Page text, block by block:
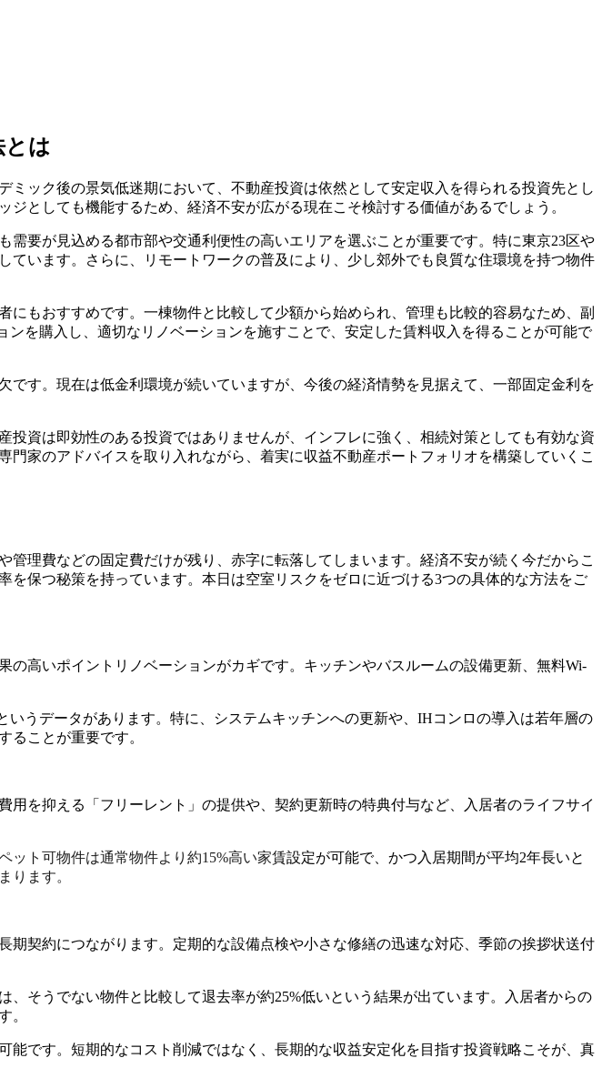
とは
ック後の景気低迷期において、不動産投資は依然として安定収入を得られる投資先とし
としても機能するため、経済不安が広がる現在こそ検討する価値があるでしょう。
要が見込める都市部や交通利便性の高いエリアを選ぶことが重要です。特に東京23区や
います。さらに、リモートワークの普及により、少し郊外でも良質な住環境を持つ物件
もおすすめです。一棟物件と比較して少額から始められ、管理も比較的容易なため、副
を購入し、適切なリノベーションを施すことで、安定した賃料収入を得ることが可能で
す。現在は低金利環境が続いていますが、今後の経済情勢を見据えて、一部固定金利を
資は即効性のある投資ではありませんが、インフレに強く、相続対策としても有効な資
家のアドバイスを取り入れながら、着実に収益不動産ポートフォリオを構築していくこ
理費などの固定費だけが残り、赤字に転落してしまいます。経済不安が続く今だからこ
保つ秘策を持っています。本日は空室リスクをゼロに近づける3つの具体的な方法をご
高いポイントリノベーションがカギです。キッチンやバスルームの設備更新、無料Wi-
うデータがあります。特に、システムキッチンへの更新や、IHコンロの導入は若年層の
ることが重要です。
を抑える「フリーレント」の提供や、契約更新時の特典付与など、入居者のライフサイ
ト可物件は通常物件より約15%高い家賃設定が可能で、かつ入居期間が平均2年長いと
ります。
契約につながります。定期的な設備点検や小さな修繕の迅速な対応、季節の挨拶状送付
そうでない物件と比較して退去率が約25%低いという結果が出ています。入居者からの
。
です。短期的なコスト削減ではなく、長期的な収益安定化を目指す投資戦略こそが、真